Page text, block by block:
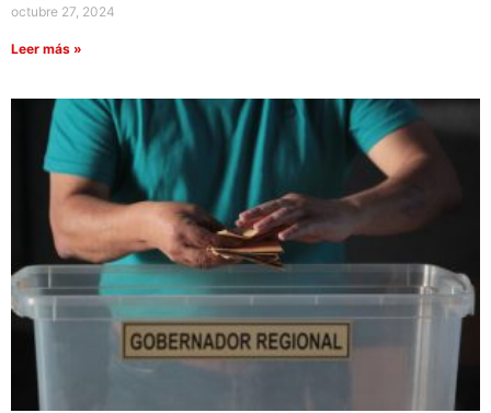
octubre 27, 2024
Leer más »